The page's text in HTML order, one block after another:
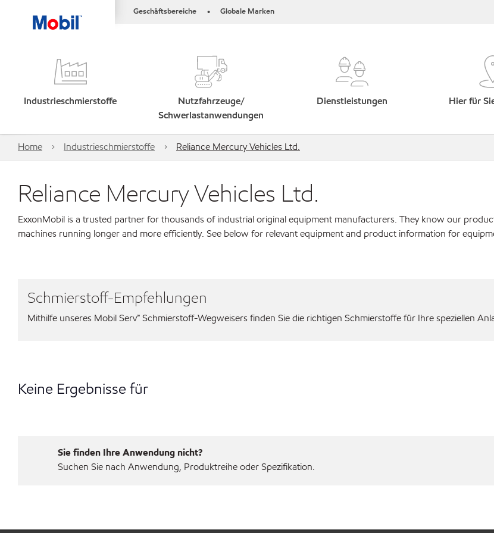
Geschäftsbereiche • Globale Marken
Industrieschmierstoffe
Nutzfahrzeuge/
Schwerlastanwendungen
Dienstleistungen Hier für
Home Industrieschmierstoffe Reliance Mercury Vehicles Ltd.
Reliance Mercury Vehicles Ltd.
ExxonMobil is a trusted partner for thousands of industrial original equipment manufacturers. They know our
machines running longer and more efficiently. See below for relevant equipment and product information for
Schmierstoff-Empfehlungen
Mithilfe unseres Mobil Serv℠ Schmierstoff-Wegweisers finden Sie die richtigen Schmierstoffe für Ihre speziellen
Keine Ergebnisse für
Sie finden Ihre Anwendung nicht?
Suchen Sie nach Anwendung, Produktreihe oder Spezifikation.